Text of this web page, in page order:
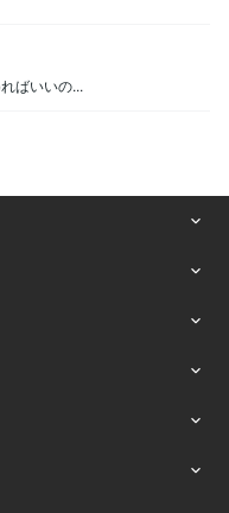
ばいいの...